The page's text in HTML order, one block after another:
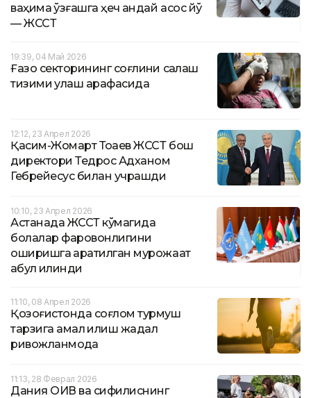
ваҳима қўзғашга ҳеч қандай асос йўқ
— ЖССТ
19:39, 04 Май 2026
Ғазо секторининг соғлиқни сақлаш
тизими қулаш арафасида
12:12, 23 Апрел 2026
Қасим-Жомарт Тоқаев ЖССТ бош
директори Тедрос Адханом
Гебрейесус билан учрашди
10:10, 23 Апрел 2026
Астанада ЖССТ кўмагида
болалар фаровонлигини
оширишга қаратилган мурожаат
қабул қилинди
11:10, 08 Апрел 2026
Қозоғистонда соғлом турмуш
тарзига амал қилиш жадал
ривожланмоқда
11:13, 28 Феврал 2026
Дания ОИВ ва сифилиснинг